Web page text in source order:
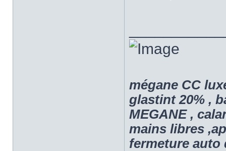
mégane CC
glastint 20% ,
MEGANE ,
mains libres
fermeture auto